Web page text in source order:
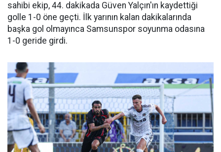
sahibi ekip, 44. dakikada Güven Yalçın'ın kaydettiği
golle 1-0 öne geçti. İlk yarının kalan dakikalarında
başka gol olmayınca Samsunspor soyunma odasına
1-0 geride girdi.